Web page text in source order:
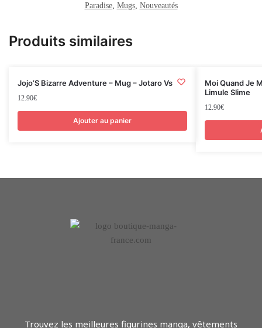
Paradise, Mugs, Nouveautés
Produits similaires
Jojo’S Bizarre Adventure – Mug – Jotaro Vs Dio
12.90€
Ajouter au panier
Moi Quand Je
Limule Slime
12.90€
Trouvez les meilleures figurines manga, vêtements